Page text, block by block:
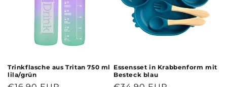
Trinkflasche aus Tritan 750 ml
lila/grün
Essensset in Krabbenform mit
Besteck blau